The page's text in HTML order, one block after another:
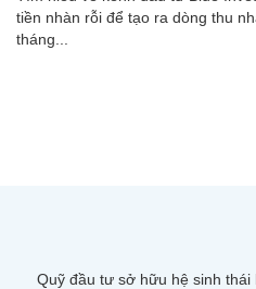
tiền nhàn rỗi để tạo ra dòng thu
tháng...
Quỹ đầu tư sở hữu hệ sinh